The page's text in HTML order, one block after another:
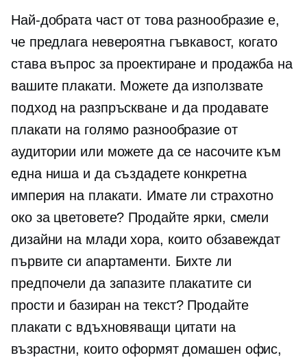
Най-добрата част от това разнообразие е,
че предлага невероятна гъвкавост, когато
става въпрос за проектиране и продажба на
вашите плакати. Можете да използвате
подход на разпръскване и да продавате
плакати на голямо разнообразие от
аудитории или можете да се насочите към
една ниша и да създадете конкретна
империя на плакати. Имате ли страхотно
око за цветовете? Продайте ярки, смели
дизайни на млади хора, които обзавеждат
първите си апартаменти. Бихте ли
предпочели да запазите плакатите си
прости и базиран на текст?Продайте
плакати с вдъхновяващи цитати на
възрастни, които оформят домашен офис,